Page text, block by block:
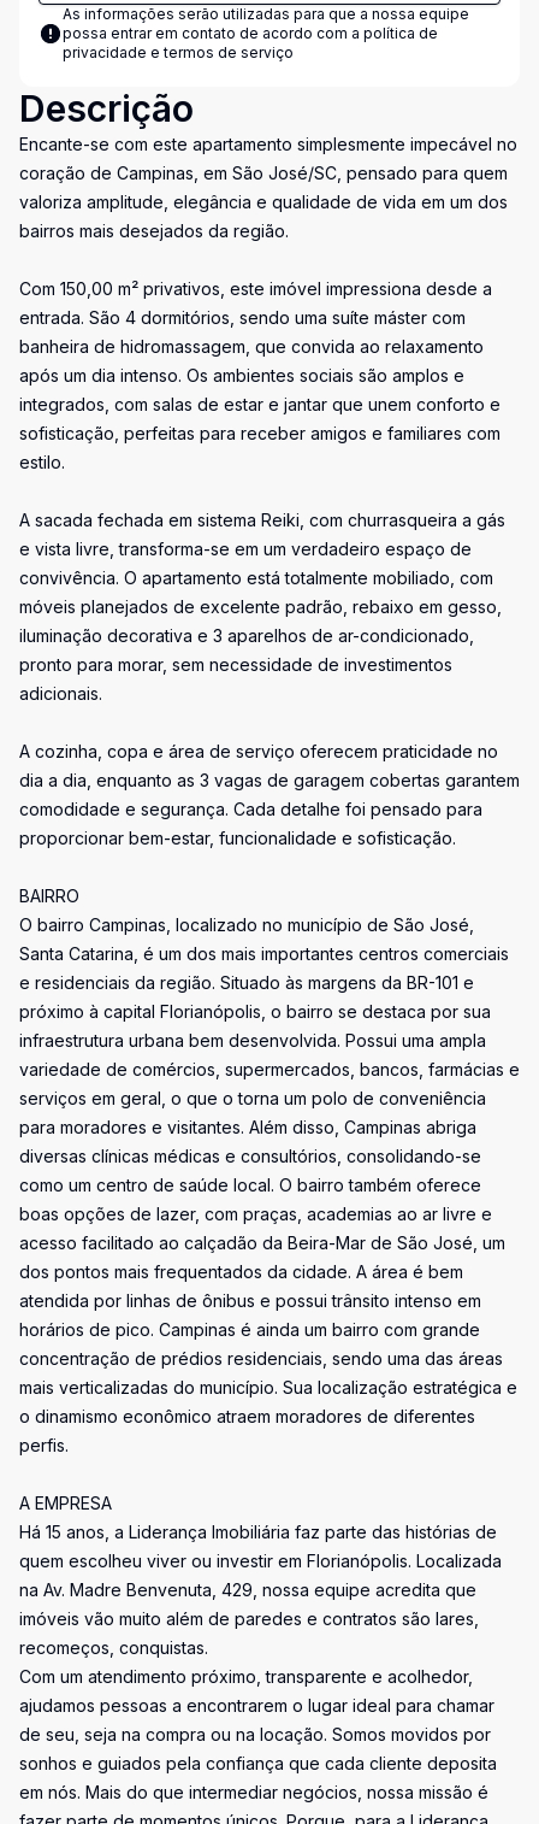
As informações serão utilizadas para que a nossa equipe
possa entrar em contato de acordo com a política de
privacidade e termos de serviço
Descrição
Encante-se com este apartamento simplesmente impecável no
coração de Campinas, em São José/SC, pensado para quem
valoriza amplitude, elegância e qualidade de vida em um dos
bairros mais desejados da região.
Com 150,00 m² privativos, este imóvel impressiona desde a
entrada. São 4 dormitórios, sendo uma suíte máster com
banheira de hidromassagem, que convida ao relaxamento
após um dia intenso. Os ambientes sociais são amplos e
integrados, com salas de estar e jantar que unem conforto e
sofisticação, perfeitas para receber amigos e familiares com
estilo.
A sacada fechada em sistema Reiki, com churrasqueira a gás
e vista livre, transforma-se em um verdadeiro espaço de
convivência. O apartamento está totalmente mobiliado, com
móveis planejados de excelente padrão, rebaixo em gesso,
iluminação decorativa e 3 aparelhos de ar-condicionado,
pronto para morar, sem necessidade de investimentos
adicionais.
A cozinha, copa e área de serviço oferecem praticidade no
dia a dia, enquanto as 3 vagas de garagem cobertas garantem
comodidade e segurança. Cada detalhe foi pensado para
proporcionar bem-estar, funcionalidade e sofisticação.
BAIRRO
O bairro Campinas, localizado no município de São José,
Santa Catarina, é um dos mais importantes centros comerciais
e residenciais da região. Situado às margens da BR-101 e
próximo à capital Florianópolis, o bairro se destaca por sua
infraestrutura urbana bem desenvolvida. Possui uma ampla
variedade de comércios, supermercados, bancos, farmácias e
serviços em geral, o que o torna um polo de conveniência
para moradores e visitantes. Além disso, Campinas abriga
diversas clínicas médicas e consultórios, consolidando-se
como um centro de saúde local. O bairro também oferece
boas opções de lazer, com praças, academias ao ar livre e
acesso facilitado ao calçadão da Beira-Mar de São José, um
dos pontos mais frequentados da cidade. A área é bem
atendida por linhas de ônibus e possui trânsito intenso em
horários de pico. Campinas é ainda um bairro com grande
concentração de prédios residenciais, sendo uma das áreas
mais verticalizadas do município. Sua localização estratégica e
o dinamismo econômico atraem moradores de diferentes
perfis.
A EMPRESA
Há 15 anos, a Liderança Imobiliária faz parte das histórias de
quem escolheu viver ou investir em Florianópolis. Localizada
na Av. Madre Benvenuta, 429, nossa equipe acredita que
imóveis vão muito além de paredes e contratos são lares,
recomeços, conquistas.
Com um atendimento próximo, transparente e acolhedor,
ajudamos pessoas a encontrarem o lugar ideal para chamar
de seu, seja na compra ou na locação. Somos movidos por
sonhos e guiados pela confiança que cada cliente deposita
em nós. Mais do que intermediar negócios, nossa missão é